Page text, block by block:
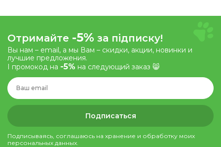
Отримайте -5% за підписку!
Вы нам – email, а мы Вам – скидки, акции, новинки и
лучшие предложения.
І промокод на -5% на следующий заказ 😸
Подписаться
Подписываясь, соглашаюсь на хранение и обработку моих
персональных данных.